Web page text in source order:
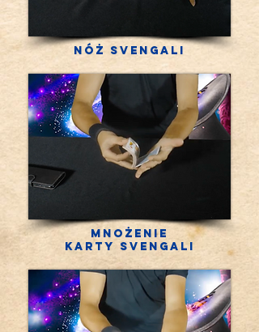
Nóż Svengali
Mnożenie
Karty Svengali